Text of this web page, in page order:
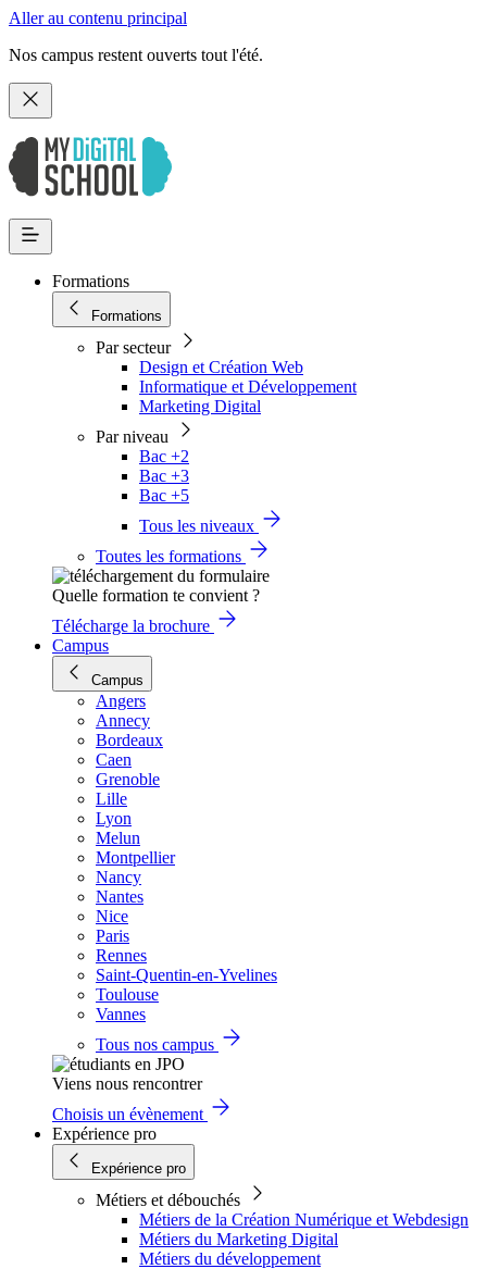
Aller au contenu principal
Nos campus restent ouverts tout l'été.
Formations
Formations
Par secteur
Design et Création Web
Informatique et Développement
Marketing Digital
Par niveau
Bac +2
Bac +3
Bac +5
Tous les niveaux
Toutes les formations
Quelle formation te convient ?
Télécharge la brochure
Campus
Campus
Angers
Annecy
Bordeaux
Caen
Grenoble
Lille
Lyon
Melun
Montpellier
Nancy
Nantes
Nice
Paris
Rennes
Saint-Quentin-en-Yvelines
Toulouse
Vannes
Tous nos campus
Viens nous rencontrer
Choisis un évènement
Expérience pro
Expérience pro
Métiers et débouchés
Métiers de la Création Numérique et Webdesign
Métiers du Marketing Digital
Métiers du développement